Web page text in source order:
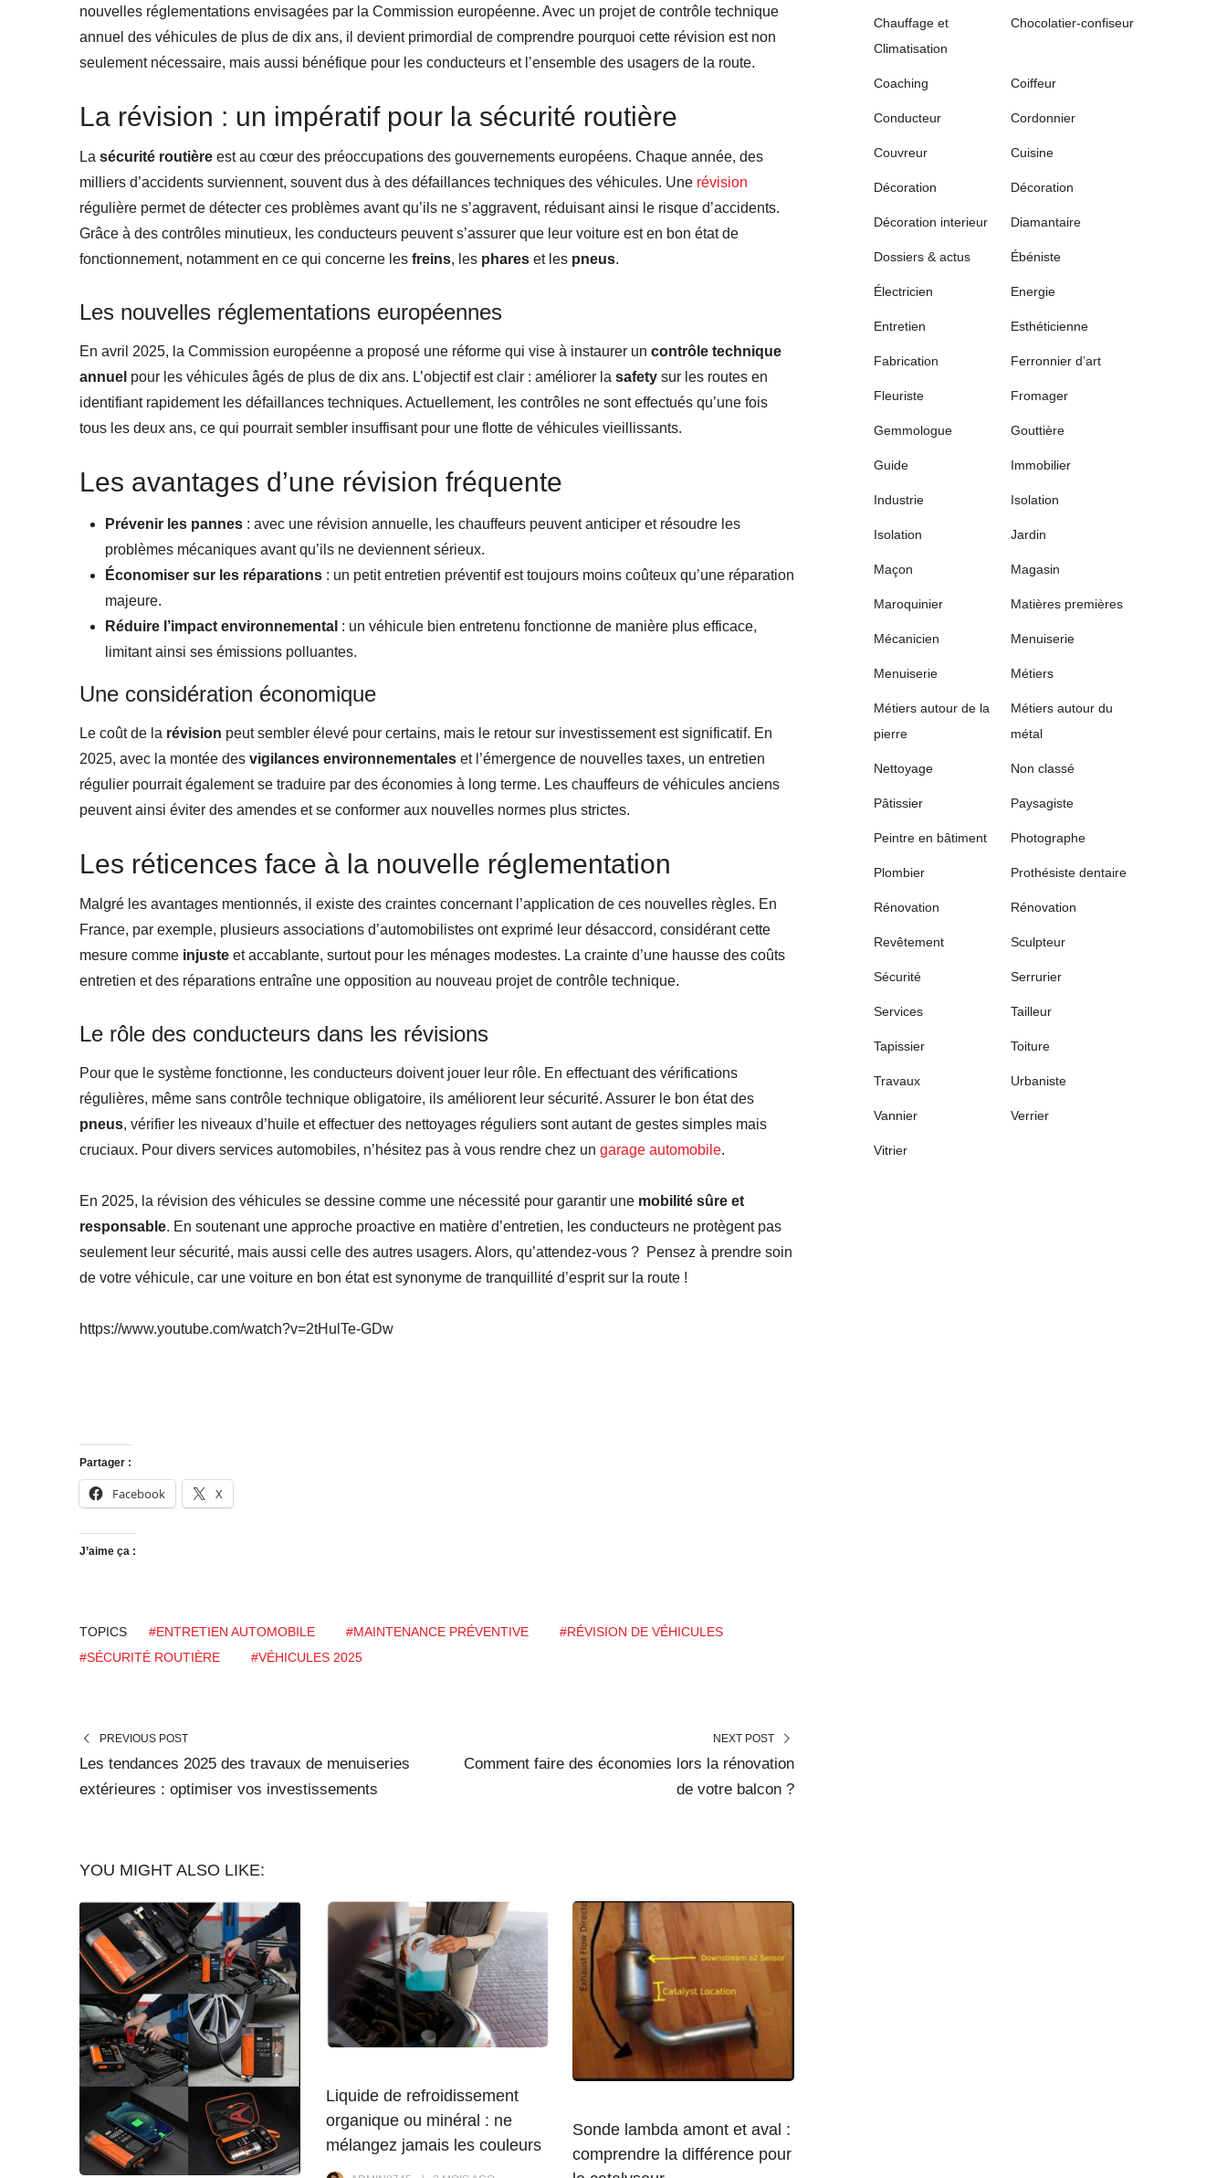
nouvelles réglementations envisagées par la Commission européenne. Avec un projet de contrôle technique
annuel des véhicules de plus de dix ans, il devient primordial de comprendre pourquoi cette révision est non
seulement nécessaire, mais aussi bénéfique pour les conducteurs et l’ensemble des usagers de la route.
La révision : un impératif pour la sécurité routière
La sécurité routière est au cœur des préoccupations des gouvernements européens. Chaque année, des
milliers d’accidents surviennent, souvent dus à des défaillances techniques des véhicules. Une révision
régulière permet de détecter ces problèmes avant qu’ils ne s’aggravent, réduisant ainsi le risque d’accidents.
Grâce à des contrôles minutieux, les conducteurs peuvent s’assurer que leur voiture est en bon état de
fonctionnement, notamment en ce qui concerne les freins, les phares et les pneus.
Les nouvelles réglementations européennes
En avril 2025, la Commission européenne a proposé une réforme qui vise à instaurer un contrôle technique
annuel pour les véhicules âgés de plus de dix ans. L’objectif est clair : améliorer la safety sur les routes en
identifiant rapidement les défaillances techniques. Actuellement, les contrôles ne sont effectués qu’une fois
tous les deux ans, ce qui pourrait sembler insuffisant pour une flotte de véhicules vieillissants.
Les avantages d’une révision fréquente
Prévenir les pannes : avec une révision annuelle, les chauffeurs peuvent anticiper et résoudre les
problèmes mécaniques avant qu’ils ne deviennent sérieux.
Économiser sur les réparations : un petit entretien préventif est toujours moins coûteux qu’une réparation
majeure.
Réduire l’impact environnemental : un véhicule bien entretenu fonctionne de manière plus efficace,
limitant ainsi ses émissions polluantes.
Une considération économique
Le coût de la révision peut sembler élevé pour certains, mais le retour sur investissement est significatif. En
2025, avec la montée des vigilances environnementales et l’émergence de nouvelles taxes, un entretien
régulier pourrait également se traduire par des économies à long terme. Les chauffeurs de véhicules anciens
peuvent ainsi éviter des amendes et se conformer aux nouvelles normes plus strictes.
Les réticences face à la nouvelle réglementation
Malgré les avantages mentionnés, il existe des craintes concernant l’application de ces nouvelles règles. En
France, par exemple, plusieurs associations d’automobilistes ont exprimé leur désaccord, considérant cette
mesure comme injuste et accablante, surtout pour les ménages modestes. La crainte d’une hausse des coûts
entretien et des réparations entraîne une opposition au nouveau projet de contrôle technique.
Le rôle des conducteurs dans les révisions
Pour que le système fonctionne, les conducteurs doivent jouer leur rôle. En effectuant des vérifications
régulières, même sans contrôle technique obligatoire, ils améliorent leur sécurité. Assurer le bon état des
pneus, vérifier les niveaux d’huile et effectuer des nettoyages réguliers sont autant de gestes simples mais
cruciaux. Pour divers services automobiles, n’hésitez pas à vous rendre chez un garage automobile.
En 2025, la révision des véhicules se dessine comme une nécessité pour garantir une mobilité sûre et
responsable. En soutenant une approche proactive en matière d’entretien, les conducteurs ne protègent pas
seulement leur sécurité, mais aussi celle des autres usagers. Alors, qu’attendez-vous ? Pensez à prendre soin
de votre véhicule, car une voiture en bon état est synonyme de tranquillité d’esprit sur la route !
https://www.youtube.com/watch?v=2tHulTe-GDw
Partager :
Facebook X
J’aime ça :
TOPICS #ENTRETIEN AUTOMOBILE #MAINTENANCE PRÉVENTIVE
#RÉVISION DE VÉHICULES
#SÉCURITÉ ROUTIÈRE
#VÉHICULES 2025
PREVIOUS POST
Les tendances 2025 des travaux de menuiseries
extérieures : optimiser vos investissements
NEXT POST
Comment faire des économies lors la rénovation
de votre balcon ?
YOU MIGHT ALSO LIKE:
Liquide de refroidissement
organique ou minéral : ne
mélangez jamais les couleurs
Sonde lambda amont et aval :
comprendre la différence pour
Chauffage et
Climatisation
Chocolatier-confiseur
Coaching Coiffeur
Conducteur Cordonnier
Couvreur Cuisine
Décoration Décoration
Décoration interieur Diamantaire
Dossiers & actus Ébéniste
Électricien Energie
Entretien Esthéticienne
Fabrication Ferronnier d’art
Fleuriste Fromager
Gemmologue Gouttière
Guide Immobilier
Industrie Isolation
Isolation Jardin
Maçon Magasin
Maroquinier Matières premières
Mécanicien Menuiserie
Menuiserie Métiers
Métiers autour de la
pierre
Métiers autour du
métal
Nettoyage Non classé
Pâtissier Paysagiste
Peintre en bâtiment Photographe
Plombier Prothésiste dentaire
Rénovation Rénovation
Revêtement Sculpteur
Sécurité Serrurier
Services Tailleur
Tapissier Toiture
Travaux Urbaniste
Vannier Verrier
Vitrier